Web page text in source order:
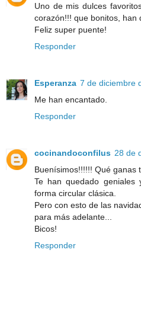
Uno de mis dulces
corazón!!! que bonitos, han
Feliz super puente!
Responder
Esperanza 7 de diciembre
Me han encantado.
Responder
cocinandoconfilus 28 de
Buenísimos!!!!!! Qué ganas
Te han quedado
forma circular clásica.
Pero con esto de las
para más adelante...
Bicos!
Responder